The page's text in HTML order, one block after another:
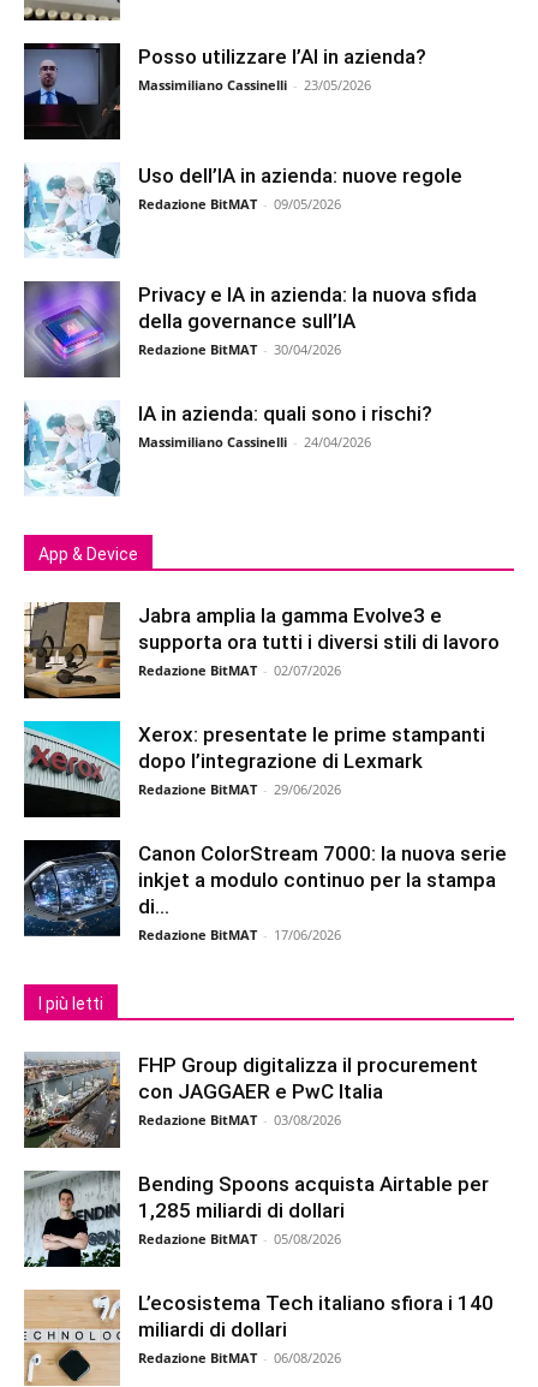
Posso utilizzare l’AI in azienda?
Massimiliano Cassinelli - 23/05/2026
Uso dell’IA in azienda: nuove regole
Redazione BitMAT - 09/05/2026
Privacy e IA in azienda: la nuova sfida
della governance sull’IA
Redazione BitMAT - 30/04/2026
IA in azienda: quali sono i rischi?
Massimiliano Cassinelli - 24/04/2026
App & Device
Jabra amplia la gamma Evolve3 e
supporta ora tutti i diversi stili di lavoro
Redazione BitMAT - 02/07/2026
Xerox: presentate le prime stampanti
dopo l’integrazione di Lexmark
Redazione BitMAT - 29/06/2026
Canon ColorStream 7000: la nuova serie
inkjet a modulo continuo per la stampa
di...
Redazione BitMAT - 17/06/2026
I più letti
FHP Group digitalizza il procurement
con JAGGAER e PwC Italia
Redazione BitMAT - 03/08/2026
Bending Spoons acquista Airtable per
1,285 miliardi di dollari
Redazione BitMAT - 05/08/2026
L’ecosistema Tech italiano sfiora i 140
miliardi di dollari
Redazione BitMAT - 06/08/2026